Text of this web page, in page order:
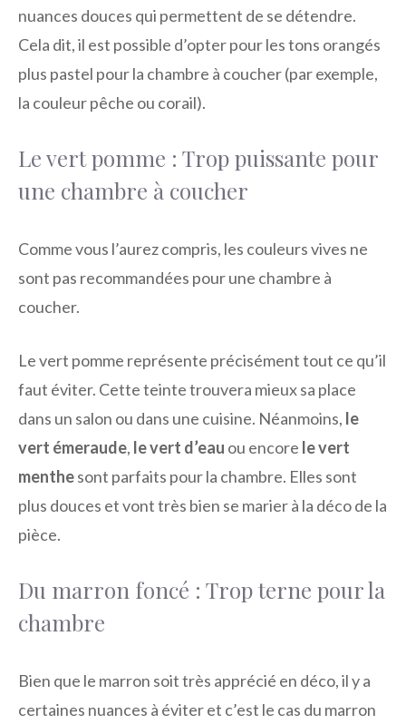
nuances douces qui permettent de se détendre.
Cela dit, il est possible d’opter pour les tons orangés
plus pastel pour la chambre à coucher (par exemple,
la couleur pêche ou corail).
Le vert pomme : Trop puissante pour
une chambre à coucher
Comme vous l’aurez compris, les couleurs vives ne
sont pas recommandées pour une chambre à
coucher.
Le vert pomme représente précisément tout ce qu’il
faut éviter. Cette teinte trouvera mieux sa place
dans un salon ou dans une cuisine. Néanmoins, le
vert émeraude, le vert d’eau ou encore le vert
menthesont parfaits pour la chambre. Elles sont
plus douces et vont très bien se marier à la déco de la
pièce.
Du marron foncé : Trop terne pour la
chambre
Bien que le marron soit très apprécié en déco, il y a
certaines nuances à éviter et c’est le cas du marron